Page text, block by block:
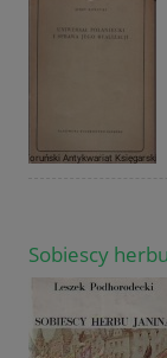
Sobiescy